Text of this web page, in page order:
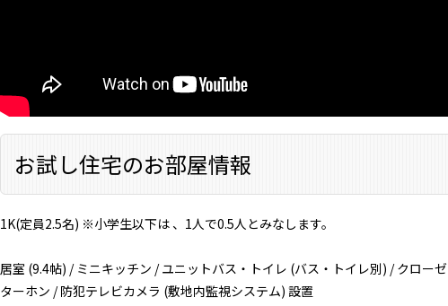
お試し住宅のお部屋情報
1K(定員2.5名) ※小学生以下は 、1人で0.5人とみなします。
居室 (9.4帖) / ミニキッチン / ユニットバス・トイレ (バス・トイレ別) / クロー
ターホン / 防犯テレビカメラ (敷地内監視システム) 設置